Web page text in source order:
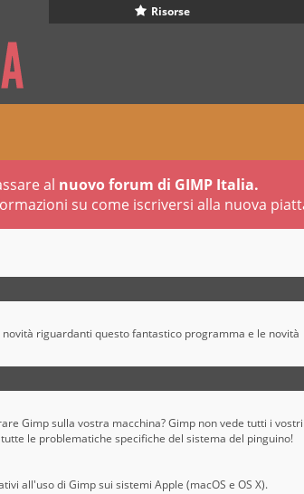
Risorse
al nuovo forum di GIMP Italia.
su come iscriversi alla nuova
riguardanti questo fantastico programma e le novità
Gimp sulla vostra macchina? Gimp non vede tutti i vostri
le problematiche specifiche del sistema del pinguino!
all'uso di Gimp sui sistemi Apple (macOS e OS X).